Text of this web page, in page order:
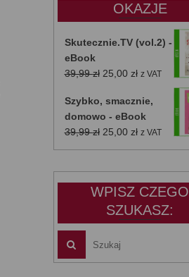
OKAZJE
Skutecznie.TV (vol.2) -
eBook
39,99zł Pierwotna
wynosiła:
39,99 zł.
25,00 złAktualna
wynosi:
25,00 zł.
z VAT
Szybko, smacznie,
domowo - eBook
39,99zł Pierwotna
cena
25,00 złAktualna
cena
z VAT
WPISZ CZEGO
SZUKASZ: